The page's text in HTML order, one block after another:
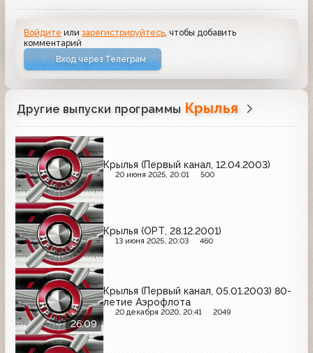
Войдите илизарегистрируйтесь , чтобы добавить
комментарий
Вход через Телеграм
Другие выпуски программы Крылья
Крылья (Первый канал, 12.04.2003)
20 июня 2025, 20:01 500
Крылья (ОРТ, 28.12.2001)
13 июня 2025, 20:03 460
26:09
Крылья (Первый канал, 05.01.2003) 80-
летие Аэрофлота
20 декабря 2020, 20:41 2049